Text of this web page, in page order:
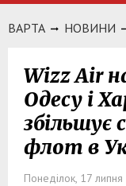
ВАРТА НОВИНИ
Wizz Air
Одесу і
збільшує
флот в
Понеділок, 17